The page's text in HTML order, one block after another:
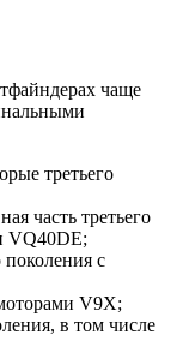
чаще
третьего
часть третьего
VQ40DE;
поколения с
V9X;
в том числе